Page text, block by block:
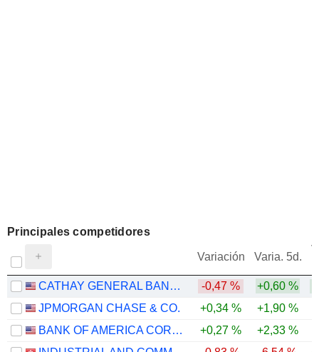
Principales competidores
Variación Varia. 5d.
CATHAY GENERAL BANCORP -0,47 % +0,60 %
JPMORGAN CHASE & CO.
+0,34 % +1,90 %
BANK OF AMERICA CORPORATION
+0,27 % +2,33 %